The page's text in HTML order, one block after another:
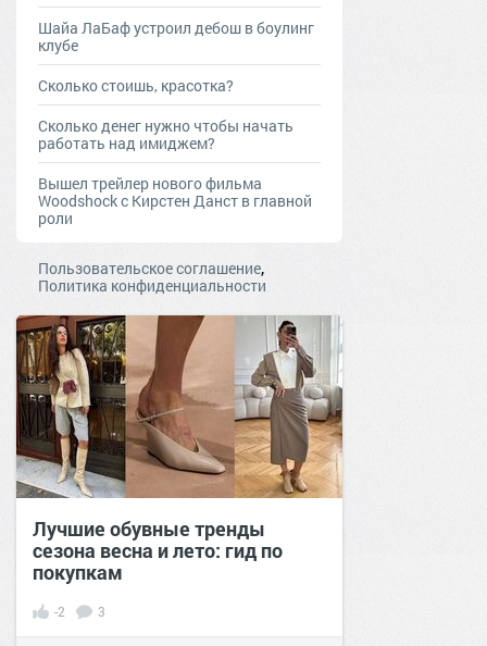
Шайа ЛаБаф устроил дебош в боулинг
клубе
Сколько стоишь, красотка?
Сколько денег нужно чтобы начать
работать над имиджем?
Вышел трейлер нового фильма
Woodshock с Кирстен Данст в главной
роли
Пользовательское соглашение,
Политика конфиденциальности
Лучшие обувные тренды
сезона весна и лето: гид по
покупкам
-2 3